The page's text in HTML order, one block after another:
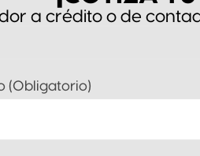
a crédito o de
(Obligatorio)